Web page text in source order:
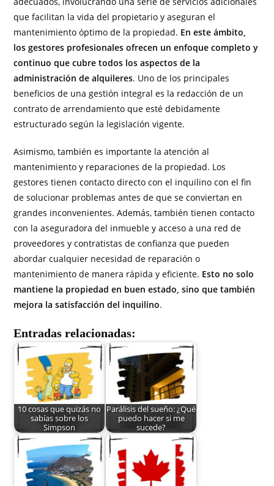
que facilitan la vida del propietario y aseguran el
mantenimiento óptimo de la propiedad. En este ámbito,
los gestores profesionales ofrecen un enfoque completo y
continuo que cubre todos los aspectos de la
administración de alquileres. Uno de los principales
beneficios de una gestión integral es la redacción de un
contrato de arrendamiento que esté debidamente
estructurado según la legislación vigente.
Asimismo, también es importante la atención al
mantenimiento y reparaciones de la propiedad. Los
gestores tienen contacto directo con el inquilino con el fin
de solucionar problemas antes de que se conviertan en
grandes inconvenientes. Además, también tienen contacto
con la aseguradora del inmueble y acceso a una red de
proveedores y contratistas de confianza que pueden
abordar cualquier necesidad de reparación o
mantenimiento de manera rápida y eficiente. Esto no solo
mantiene la propiedad en buen estado, sino que también
mejora la satisfacción del inquilino.
Entradas relacionadas:
10 cosas que quizás no
sabías sobre los
Simpson
Parálisis del sueño: ¿Qué
puedo hacer si me
sucede?